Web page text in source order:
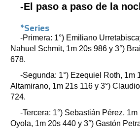
-El paso a paso de la
*Series
-Primera: 1°) Emiliano
Nahuel Schmit, 1m 20s 986 y 3°)
678.
-Segunda: 1°) Ezequiel Roth, 1m
Altamirano, 1m 21s 116 y 3°)
724.
-Tercera: 1°) Sebastián Pérez,
Oyola, 1m 20s 440 y 3°) Gastón